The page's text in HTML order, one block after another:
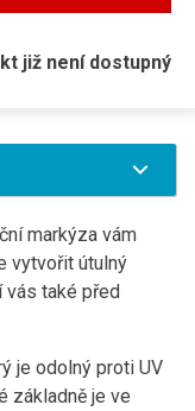
již není dostupný
markýza vám
vytvořit útulný
vás také před
je odolný proti UV
základně je ve